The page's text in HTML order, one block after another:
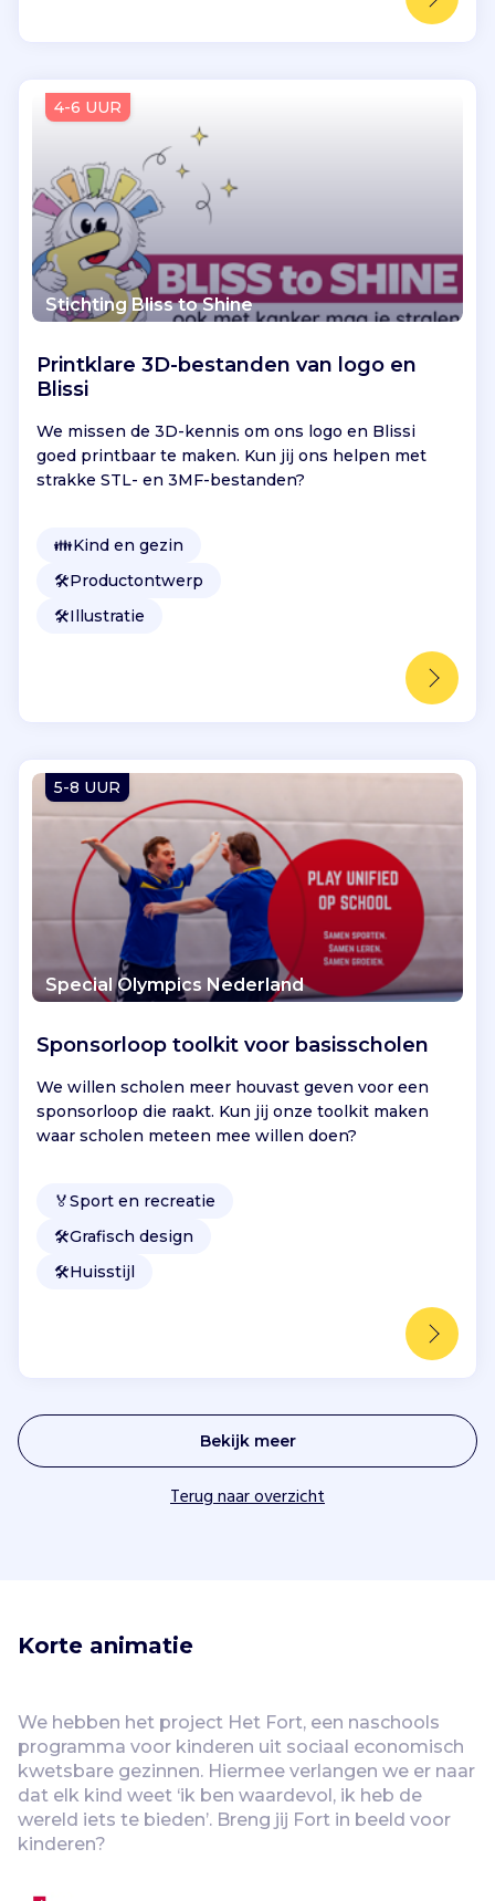
4-6 UUR
Stichting Bliss to Shine
Printklare 3D-bestanden van logo en
Blissi
We missen de 3D-kennis om ons logo en Blissi
goed printbaar te maken. Kun jij ons helpen met
strakke STL- en 3MF-bestanden?
👪Kind en gezin
🛠️Productontwerp
🛠️Illustratie
5-8 UUR
Special Olympics Nederland
Sponsorloop toolkit voor basisscholen
We willen scholen meer houvast geven voor een
sponsorloop die raakt. Kun jij onze toolkit maken
waar scholen meteen mee willen doen?
🏅Sport en recreatie
🛠️Grafisch design
🛠️Huisstijl
Bekijk meer
Terug naar overzicht
Korte animatie
We hebben het project Het Fort, een naschools
programma voor kinderen uit sociaal economisch
kwetsbare gezinnen. Hiermee verlangen we er naar
dat elk kind weet ‘ik ben waardevol, ik heb de
wereld iets te bieden’. Breng jij Fort in beeld voor
kinderen?